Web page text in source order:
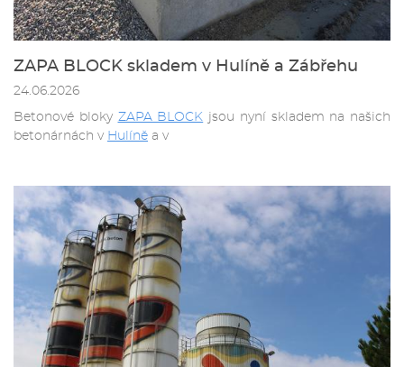
ZAPA BLOCK skladem v Hulíně a Zábřehu
24.06.2026
Betonové bloky ZAPA BLOCK jsou nyní skladem na našich
betonárnách v Hulíně a v